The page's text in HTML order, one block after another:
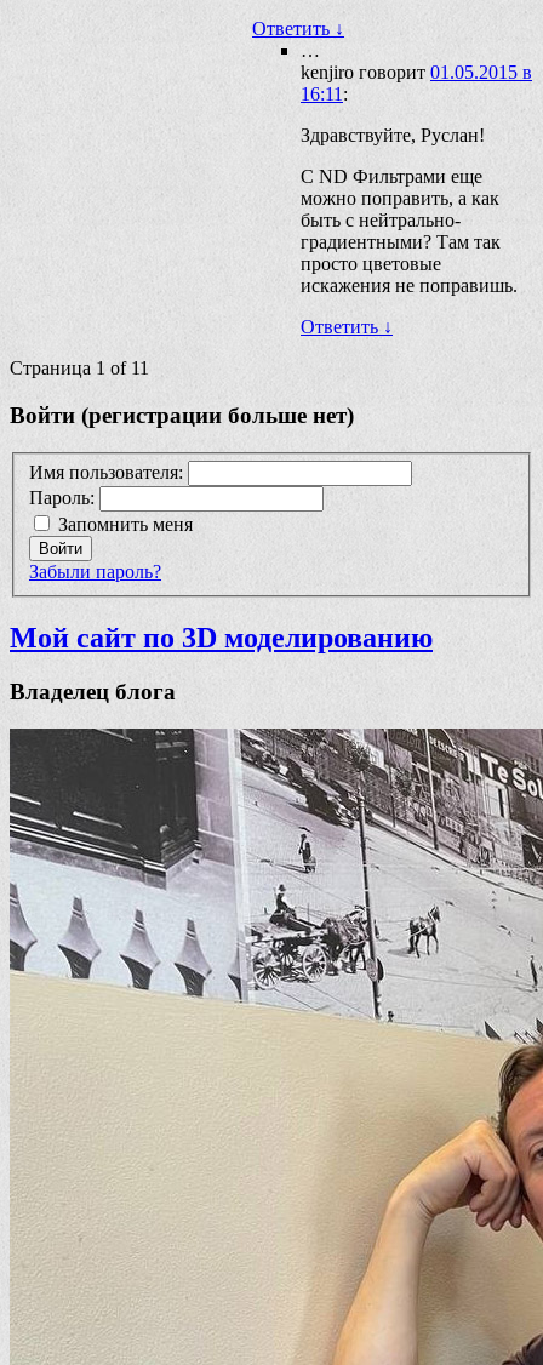
Ответить ↓
…
kenjiro говорит 01.05.2015 в
16:11 :
Здравствуйте, Руслан!
С ND Фильтрами еще
можно поправить, а как
быть с нейтрально-
градиентными? Там так
просто цветовые
искажения не поправишь.
Ответить ↓
Страница 1 of 11
Войти (регистрации больше нет)
Имя пользователя:
Пароль:
Запомнить меня
Войти
Забыли пароль?
Мой сайт по 3D моделированию
Владелец блога